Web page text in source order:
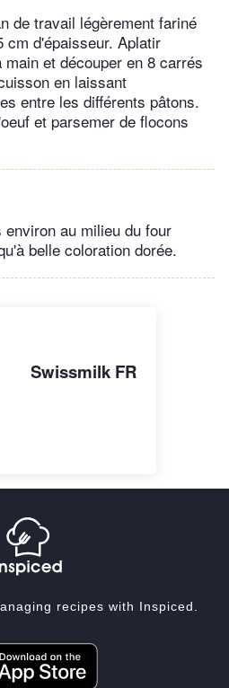
de travail légèrement fariné
cm d'épaisseur. Aplatir
et découper en 8 carrés
en laissant
entre les différents pâtons.
et parsemer de flocons
au milieu du four
belle coloration dorée.
Swissmilk FR
recipes with Inspiced.